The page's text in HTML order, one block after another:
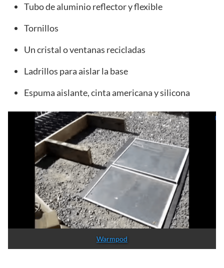
Tubo de aluminio reflector y flexible
Tornillos
Un cristal o ventanas recicladas
Ladrillos para aislar la base
Espuma aislante, cinta americana y silicona
Warmpod